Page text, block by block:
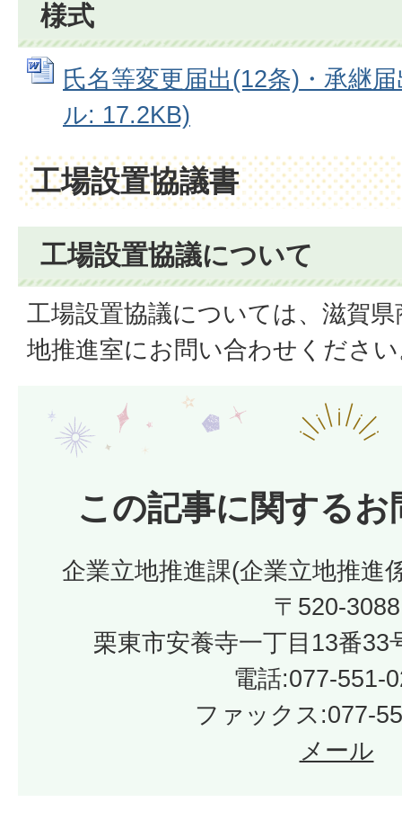
様式
氏名等変更届出(12条)・承継
ル: 17.2KB)
工場設置協議書
工場設置協議について
工場設置協議については、滋賀
地推進室にお問い合わせくださ
この記事に関するお
企業立地推進課(企業立地推進
〒520-3088
栗東市安養寺一丁目13番33
電話:077-551-
ファックス:077-
メール